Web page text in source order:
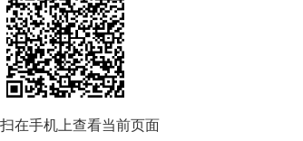
在手机上查看当前页面